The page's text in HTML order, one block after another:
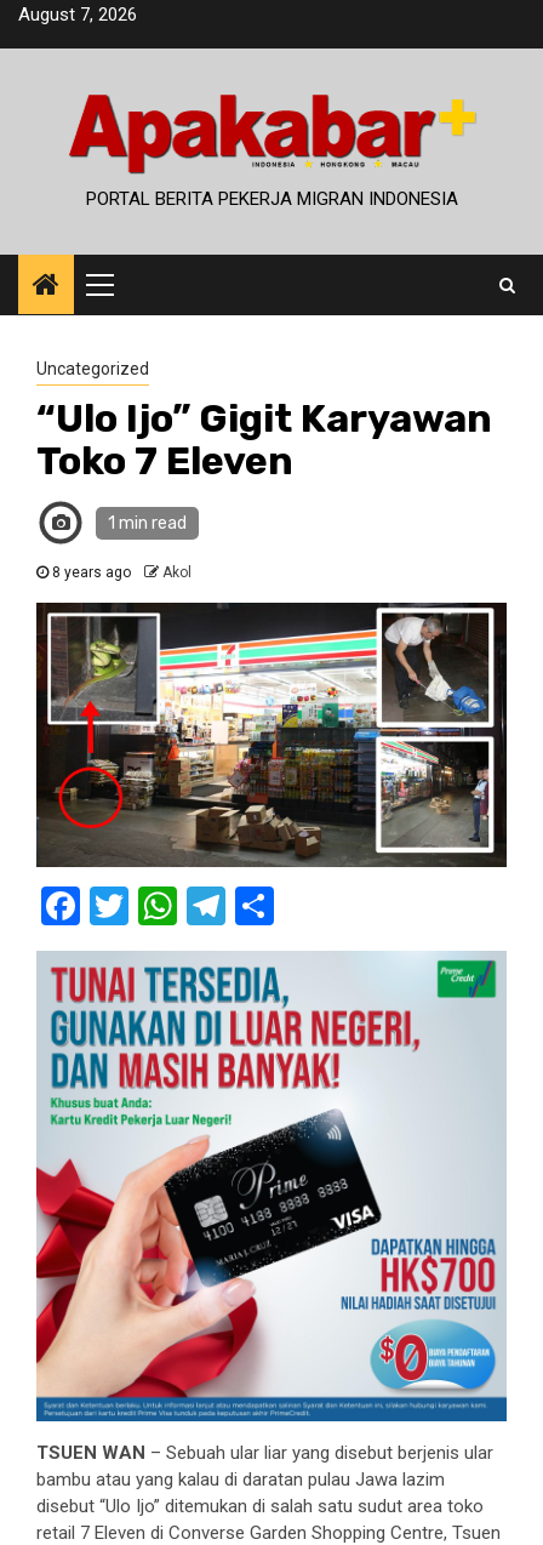
SkipAugust 7, 2026
PORTAL BERITA PEKERJA MIGRAN INDONESIA
Primary
Menu
Uncategorized
“Ulo Ijo” Gigit Karyawan
Toko 7 Eleven
1 min read
8 years ago Akol
Facebook
Twitter
WhatsApp
Telegram
TSUEN WAN – Sebuah ular liar yang disebut berjenis ular
bambu atau yang kalau di daratan pulau Jawa lazim
disebut “Ulo Ijo” ditemukan di salah satu sudut area toko
retail 7 Eleven di Converse Garden Shopping Centre, Tsuen